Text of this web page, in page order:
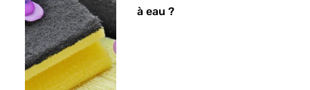
à eau ?